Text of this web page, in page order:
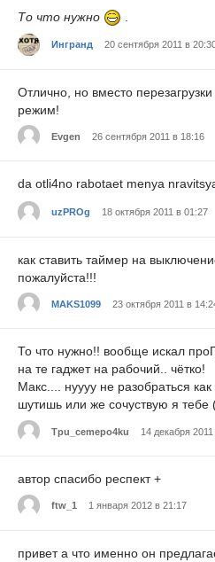
То что нужно
Ингранд 20 сентября 2011 в
Отлично, но вместо
режим!
Evgen 26 сентября 2011 в 18:16
da otli4no rabotaet menya
uzPROg 18 октября 2011 в 01:27
как ставить таймер на
пожалуйста!!!
MAKS1099 23 октября 2011 в
То что нужно!! вообще искал
на те гаджет на рабочий.. чётко!
Макс.... нуууу не разобраться
шутишь или же сочуствую я тебе
Tpu_cemepo4ku 14 декабря
автор спасибо респект +
ftw_1 1 января 2012 в 21:17
привет а что именно он